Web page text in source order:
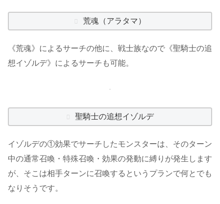
荒魂（アラタマ）
《荒魂》によるサーチの他に、戦士族なので《聖騎士の追
想イゾルデ》によるサーチも可能。
聖騎士の追想イゾルデ
イゾルデの①効果でサーチしたモンスターは、そのターン
中の通常召喚・特殊召喚・効果の発動に縛りが発生します
が、そこは相手ターンに召喚するというプランで何とでも
なりそうです。